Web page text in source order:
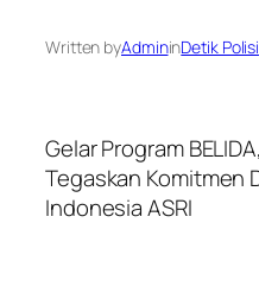
Written byAdmininDetik Polisi
Gelar Program
Tegaskan Komitmen
Indonesia ASRI